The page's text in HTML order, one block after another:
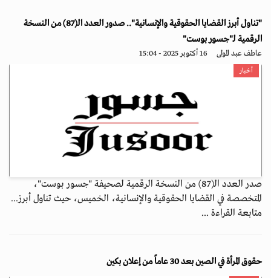
"تناول أبرز القضايا الحقوقية والإنسانية".. صدور العدد الـ(87) من النسخة
الرقمية لـ"جسور بوست"
عاطف عبد المولى 16 أكتوبر 2025 - 15:04
أخبار
صدر العدد الـ(87) من النسخة الرقمية لصحيفة "جسور بوست"،
المتخصصة في القضايا الحقوقية والإنسانية، الخميس، حيث تناول أبرز...
متابعة القراءة ...
حقوق المرأة في الصين بعد 30 عاماً من إعلان بكين